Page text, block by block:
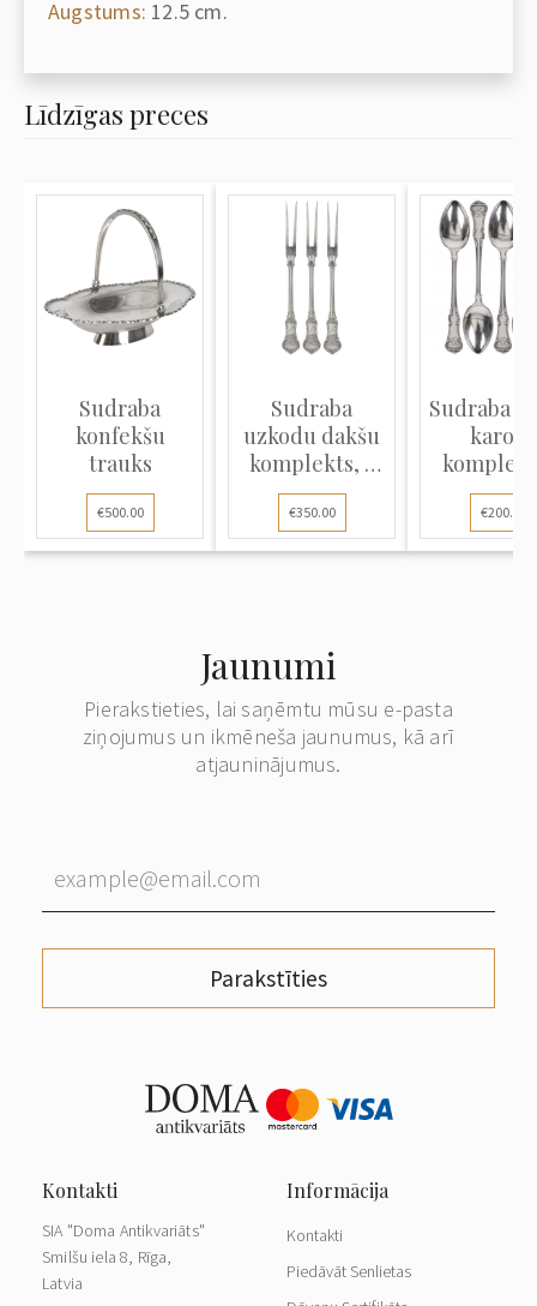
Augstums: 12.5 cm.
Līdzīgas preces
Sudraba
konfekšu
trauks
€500.00
Sudraba
uzkodu dakšu
komplekts, 6
gab.
€350.00
Sudraba
karošu
gab.
€200.00
Jaunumi
Pierakstieties, lai saņēmtu mūsu e-pasta
ziņojumus un ikmēneša jaunumus, kā arī
atjauninājumus.
Parakstīties
SIA "Doma Antikvariāts"
Smilšu iela 8, Rīga,
Latvia
Kontakti
Piedāvāt Senlietas